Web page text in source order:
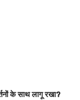
के साथ लागू रखा?